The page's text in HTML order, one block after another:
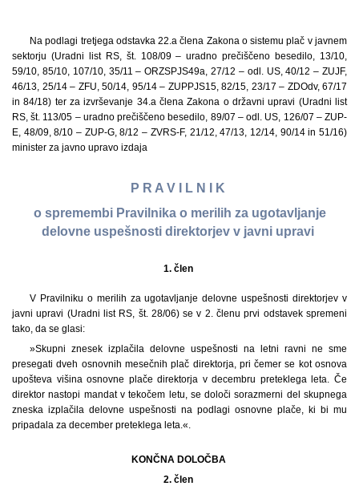
Na podlagi tretjega odstavka 22.a člena Zakona o sistemu plač v javnem
sektorju (Uradni list RS, št. 108/09 – uradno prečiščeno besedilo, 13/10,
59/10, 85/10, 107/10, 35/11 – ORZSPJS49a, 27/12 – odl. US, 40/12 – ZUJF,
46/13, 25/14 – ZFU, 50/14, 95/14 – ZUPPJS15, 82/15, 23/17 – ZDOdv, 67/17
in 84/18) ter za izvrševanje 34.a člena Zakona o državni upravi (Uradni list
RS, št. 113/05 – uradno prečiščeno besedilo, 89/07 – odl. US, 126/07 – ZUP-
E, 48/09, 8/10 – ZUP-G, 8/12 – ZVRS-F, 21/12, 47/13, 12/14, 90/14 in 51/16)
minister za javno upravo izdaja
P R A V I L N I K
o spremembi Pravilnika o merilih za ugotavljanje
delovne uspešnosti direktorjev v javni upravi
1. člen
V Pravilniku o merilih za ugotavljanje delovne uspešnosti direktorjev v
javni upravi (Uradni list RS, št. 28/06) se v 2. členu prvi odstavek spremeni
tako, da se glasi:
»Skupni znesek izplačila delovne uspešnosti na letni ravni ne sme
presegati dveh osnovnih mesečnih plač direktorja, pri čemer se kot osnova
upošteva višina osnovne plače direktorja v decembru preteklega leta. Če
direktor nastopi mandat v tekočem letu, se določi sorazmerni del skupnega
zneska izplačila delovne uspešnosti na podlagi osnovne plače, ki bi mu
pripadala za december preteklega leta.«.
KONČNA DOLOČBA
2. člen